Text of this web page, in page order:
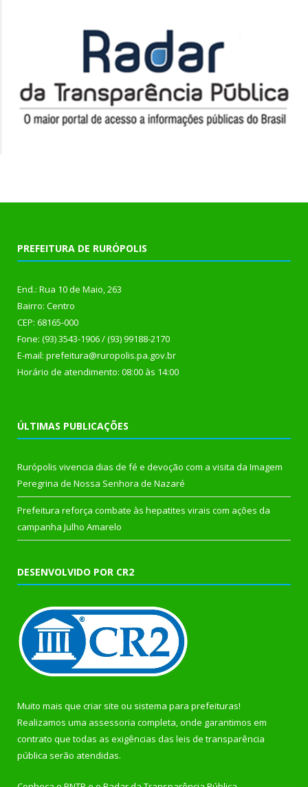
PREFEITURA DE RURÓPOLIS
End.: Rua 10 de Maio, 263
Bairro: Centro
CEP: 68165-000
Fone: (93) 3543-1906 / (93) 99188-2170
E-mail: prefeitura@ruropolis.pa.gov.br
Horário de atendimento: 08:00 às 14:00
ÚLTIMAS PUBLICAÇÕES
Rurópolis vivencia dias de fé e devoção com a visita da Imagem
Peregrina de Nossa Senhora de Nazaré
Prefeitura reforça combate às hepatites virais com ações da
campanha Julho Amarelo
DESENVOLVIDO POR CR2
Muito mais que criar site ou sistema para prefeituras!
Realizamos uma assessoria completa, onde garantimos em
contrato que todas as exigências das leis de transparência
pública serão atendidas.